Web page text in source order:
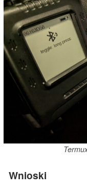
Wnioski